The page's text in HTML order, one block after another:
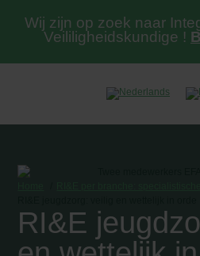
Wij zijn op zoek naar
Veililigheidskundige !
RI&E